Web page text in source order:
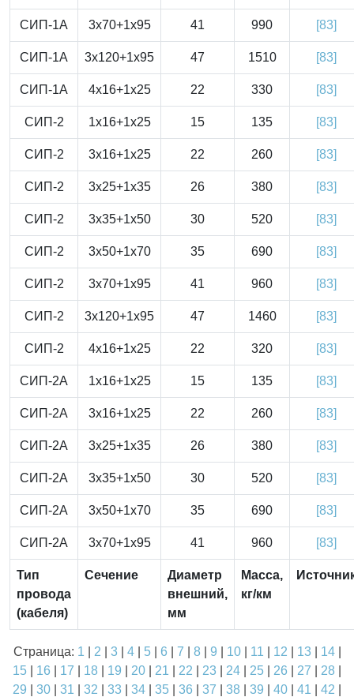
СИП-1А 3x70+1x95 41 990 [83]
СИП-1А 3x120+1x95 47 1510 [83]
СИП-1А 4x16+1x25 22 330 [83]
СИП-2 1x16+1x25 15 135 [83]
СИП-2 3x16+1x25 22 260 [83]
СИП-2 3x25+1x35 26 380 [83]
СИП-2 3x35+1x50 30 520 [83]
СИП-2 3x50+1x70 35 690 [83]
СИП-2 3x70+1x95 41 960 [83]
СИП-2 3x120+1x95 47 1460 [83]
СИП-2 4x16+1x25 22 320 [83]
СИП-2А 1x16+1x25 15 135 [83]
СИП-2А 3x16+1x25 22 260 [83]
СИП-2А 3x25+1x35 26 380 [83]
СИП-2А 3x35+1x50 30 520 [83]
СИП-2А 3x50+1x70 35 690 [83]
СИП-2А 3x70+1x95 41 960 [83]
Тип
провода
(кабеля)
Сечение
Диаметр
внешний,
мм
Масса,
кг/км
Страница: 1 2 3| 4| 5| 6 7 8| 9 10| 11 12 13| 14|
15
16 17 18 19 20 21 22 23 24 25 26 27 28
29
30 31 32 33 34 35 36 37 38 39 40 41 42